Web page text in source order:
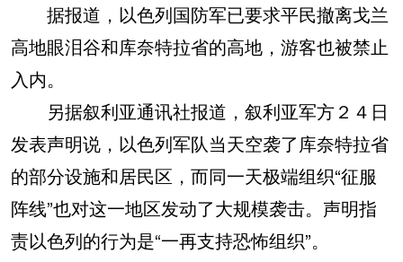
据报道，以色列国防军已要求平民撤离戈兰
高地眼泪谷和库奈特拉省的高地，游客也被禁止
入内。
另据叙利亚通讯社报道，叙利亚军方２４日
发表声明说，以色列军队当天空袭了库奈特拉省
的部分设施和居民区，而同一天极端组织“征服
阵线”也对这一地区发动了大规模袭击。声明指
责以色列的行为是“一再支持恐怖组织”。